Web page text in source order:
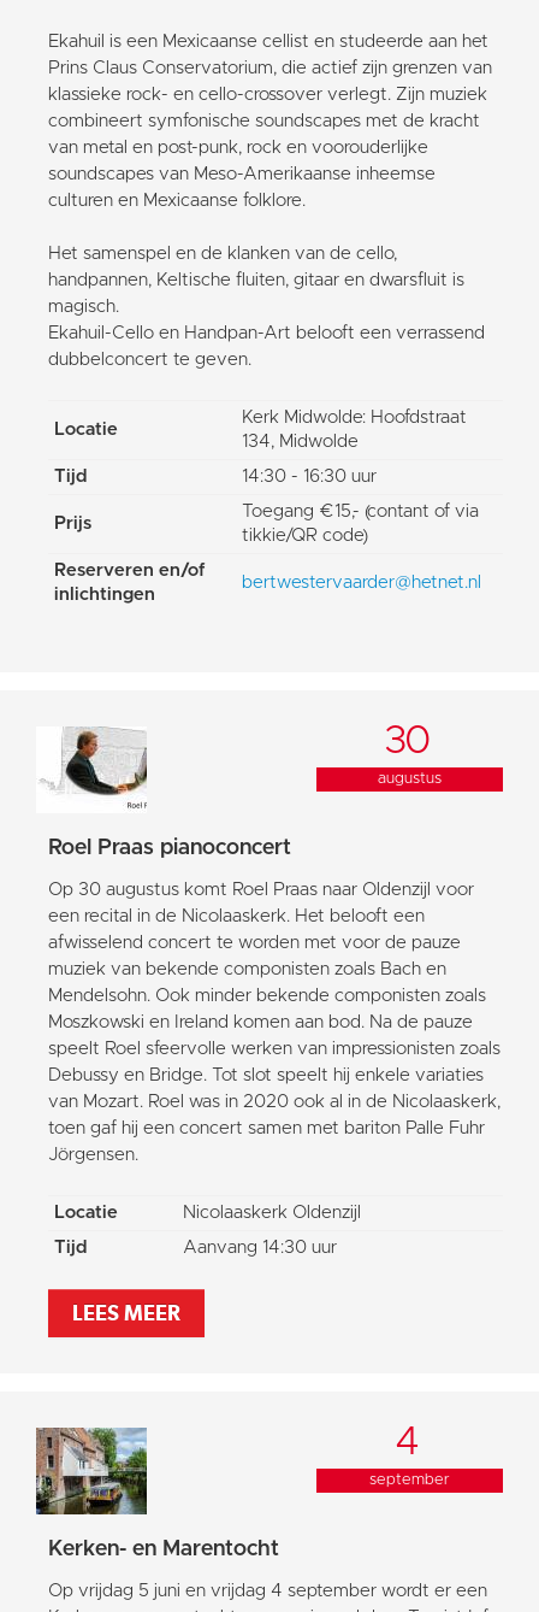
Ekahuil is een Mexicaanse cellist en studeerde aan het
Prins Claus Conservatorium, die actief zijn grenzen van
klassieke rock- en cello-crossover verlegt. Zijn muziek
combineert symfonische soundscapes met de kracht
van metal en post-punk, rock en voorouderlijke
soundscapes van Meso-Amerikaanse inheemse
culturen en Mexicaanse folklore.
Het samenspel en de klanken van de cello,
handpannen, Keltische fluiten, gitaar en dwarsfluit is
magisch.
Ekahuil-Cello en Handpan-Art belooft een verrassend
dubbelconcert te geven.
Locatie
Kerk Midwolde: Hoofdstraat
134, Midwolde
Tijd
14:30 - 16:30 uur
Prijs
Toegang €15,- (contant of via
tikkie/QR code)
Reserveren en/of
inlichtingen
bertwestervaarder@hetnet.nl
30
augustus
Roel Praas pianoconcert
Op 30 augustus komt Roel Praas naar Oldenzijl voor
een recital in de Nicolaaskerk. Het belooft een
afwisselend concert te worden met voor de pauze
muziek van bekende componisten zoals Bach en
Mendelsohn. Ook minder bekende componisten zoals
Moszkowski en Ireland komen aan bod. Na de pauze
speelt Roel sfeervolle werken van impressionisten zoals
Debussy en Bridge. Tot slot speelt hij enkele variaties
van Mozart. Roel was in 2020 ook al in de Nicolaaskerk,
toen gaf hij een concert samen met bariton Palle Fuhr
Jörgensen.
Locatie
Nicolaaskerk Oldenzijl
Tijd
Aanvang 14:30 uur
LEES MEER
4
september
Kerken- en Marentocht
Op vrijdag 5 juni en vrijdag 4 september wordt er een